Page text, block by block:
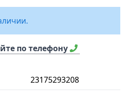
23175293208
по телефону